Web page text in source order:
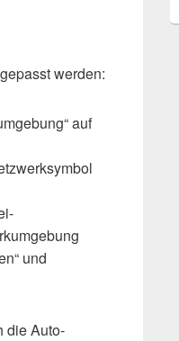
werden:
auf
und
die Auto-